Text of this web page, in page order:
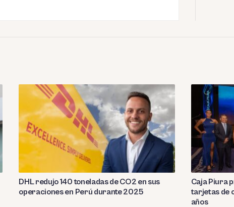
DHL redujo 140 toneladas de CO2 en sus
operaciones en Perú durante 2025
Caja Piura
tarjetas de
años